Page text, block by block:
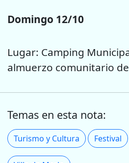
Domingo 12/10
Lugar: Camping
almuerzo comunitario
Temas en esta nota:
Turismo y Cultura Festival